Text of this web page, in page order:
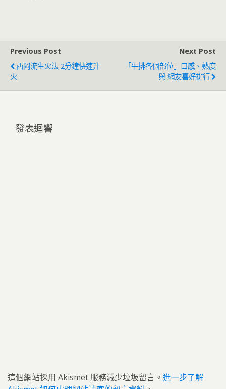
Previous Post
西岡流生火法 2分鐘快速升
火
Next Post
「牛排各個部位」口感、熟度
與 網友喜好排行
發表迴響
這個網站採用 Akismet 服務減少垃圾留言。 進一步了解